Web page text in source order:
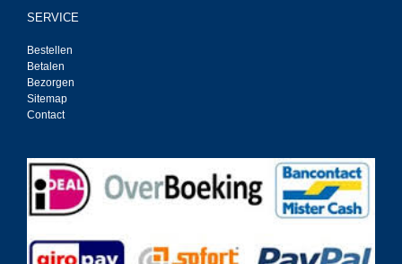
SERVICE
Bestellen
Betalen
Bezorgen
Sitemap
Contact